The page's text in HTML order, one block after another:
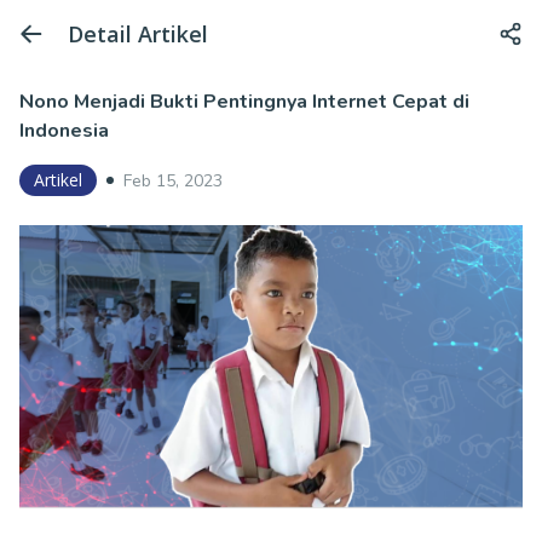
Detail Artikel
Nono Menjadi Bukti Pentingnya Internet Cepat di
Indonesia
Artikel Feb 15, 2023